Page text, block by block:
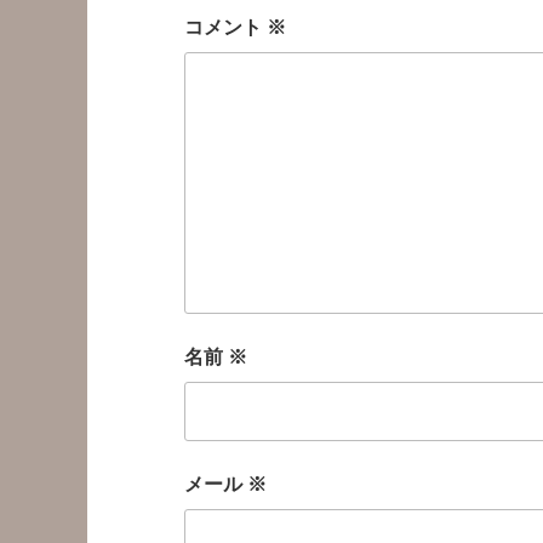
コメント ※
名前 ※
メール ※